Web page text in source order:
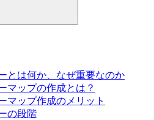
とは何か、なぜ重要なのか
マップの作成とは？
マップ作成のメリット
の段階